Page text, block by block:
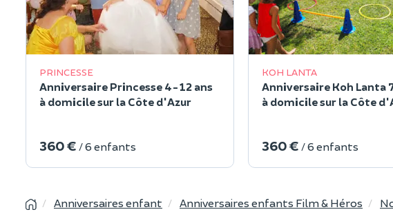
PRINCESSE
Anniversaire Princesse 4-12 ans
à domicile sur la Côte d'Azur
360 € / 6 enfants
KOH LANTA
Anniversaire Koh Lanta
à domicile sur la Côte
360 € / 6 enfants
Anniversaires enfant Anniversaires enfants Film & Héros